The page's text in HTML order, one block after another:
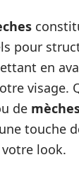
pour
en
visage.
de
touche
look.